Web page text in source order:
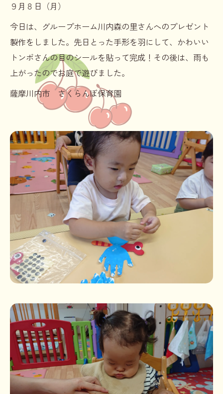
９月８日（月）
今日は、グループホーム川内森の里さんへのプレゼント
製作をしました。先日とった手形を羽にして、かわいい
トンボさんの目のシールを貼って完成！その後は、雨も
上がったのでお庭で遊びました。
薩摩川内市 さくらんぼ保育園